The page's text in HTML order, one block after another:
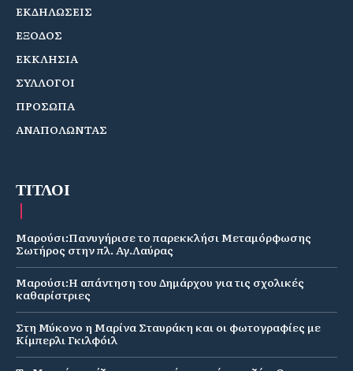
ΕΚΔΗΛΩΣΕΙΣ
ΕΞΟΔΟΣ
ΕΚΚΛΗΣΙΑ
ΣΥΛΛΟΓΟΙ
ΠΡΟΣΩΠΑ
ΑΝΑΠΟΛΩΝΤΑΣ
ΤΙΤΛΟΙ
Μαρούσι:Πανυγήρισε το παρεκκλήσι Μεταμόρφωσης
Σωτήρος στην πλ. Αγ.Λαύρας
Μαρούσι:Η απάντηση του Δημάρχου για τις σχολικές
καθαρίστριες
Στη Μύκονο η Μαρίνα Σταυράκη και οι φωτογραφίες με
Κίμπερλι Γκιλφόιλ